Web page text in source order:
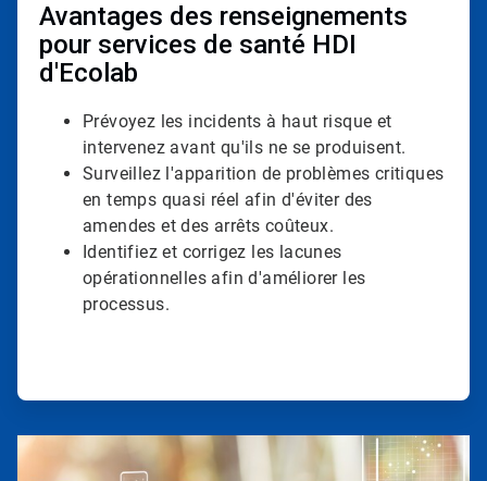
Avantages des renseignements
pour services de santé HDI
d'Ecolab
Prévoyez les incidents à haut risque et
intervenez avant qu'ils ne se produisent.
Surveillez l'apparition de problèmes critiques
en temps quasi réel afin d'éviter des
amendes et des arrêts coûteux.
Identifiez et corrigez les lacunes
opérationnelles afin d'améliorer les
processus.
ArticleTile